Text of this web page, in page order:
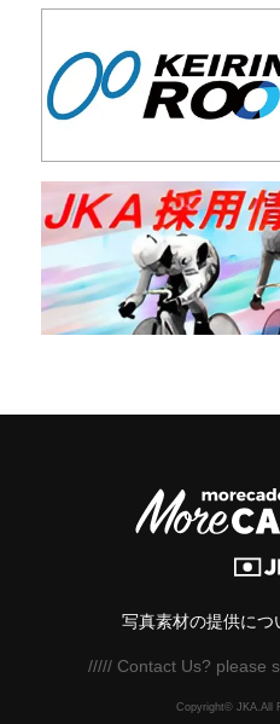
写真素材の提供につ
///// Contact Us? please
Copyright© JKA.All